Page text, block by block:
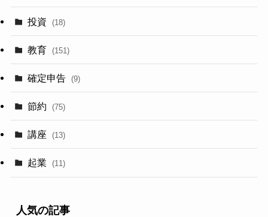
投資 (18)
教育 (151)
確定申告 (9)
節約 (75)
講座 (13)
起業 (11)
人気の記事